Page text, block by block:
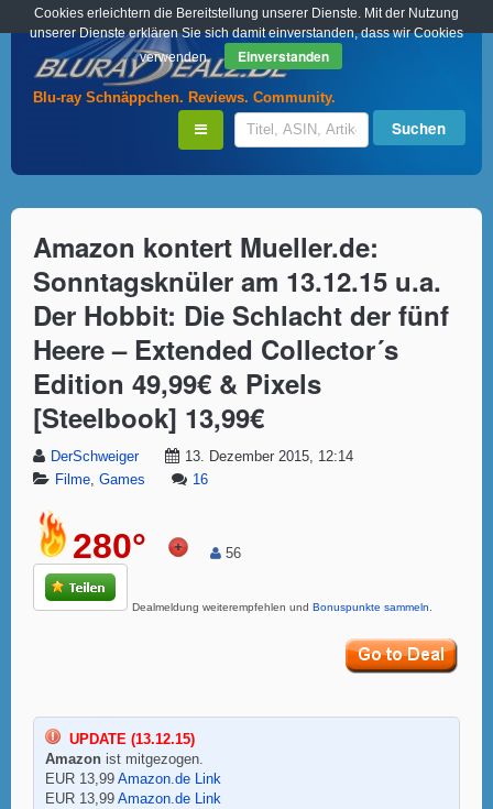
Blu-ray Schnäppchen. Reviews. Community.
Amazon kontert Mueller.de:
Sonntagsknüler am 13.12.15 u.a.
Der Hobbit: Die Schlacht der fünf
Heere – Extended Collector´s
Edition 49,99€ & Pixels
[Steelbook] 13,99€
DerSchweiger
13. Dezember 2015, 12:14
Filme Games 16
280° 56
Dealmeldung weiterempfehlen und Bonuspunkte sammeln
UPDATE (13.12.15)
Amazon ist mitgezogen.
EUR 13,99 Amazon.de Link
EUR 13,99 Amazon.de Link
Cookies erleichtern die Bereitstellung unserer Dienste. Mit der Nutzung
unserer Dienste erklären Sie sich damit einverstanden, dass wir Cookies
verwenden.
Einverstanden